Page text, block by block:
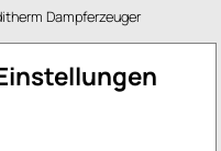
Dampferzeuger